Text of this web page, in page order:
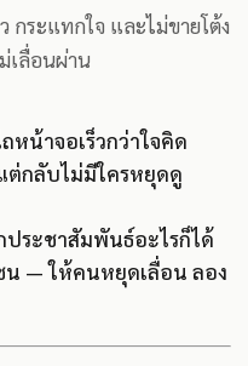
กระแทกใจ และไม่ขายโต้ง
เลื่อนผ่าน
หน้าจอเร็วกว่าใจคิด
กลับไม่มีใครหยุดดู
ระชาสัมพันธ์อะไรก็ได้
— ให้คนหยุดเลื่อน ลอง